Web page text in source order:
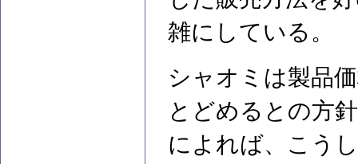
雑にしている。
シャオミは製品
とどめるとの方
によれば、こう